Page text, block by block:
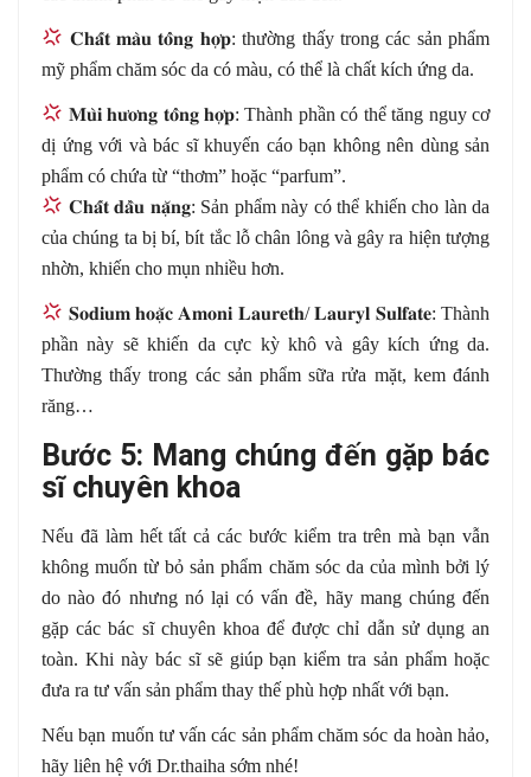
𝐂𝐡𝐚𝐭 𝐦𝐚𝐮 𝐭𝐨𝐧𝐠 𝐡𝐨𝐩: thường thấy trong các sản phẩm
mỹ phẩm chăm sóc da có màu, có thể là chất kích ứng da.
𝐌𝐮𝐢 𝐡𝐮𝐨𝐧𝐠 𝐭𝐨𝐧𝐠 𝐡𝐨𝐩: Thành phần có thể tăng nguy cơ
dị ứng với và bác sĩ khuyến cáo bạn không nên dùng sản
phẩm có chứa từ “thơm” hoặc “parfum”.
𝐂𝐡𝐚𝐭 𝐝𝐚𝐮 𝐧𝐚𝐧𝐠: Sản phẩm này có thể khiến cho làn da
của chúng ta bị bí, bít tắc lỗ chân lông và gây ra hiện tượng
nhờn, khiến cho mụn nhiều hơn.
𝐒𝐨𝐝𝐢𝐮𝐦 𝐡𝐨𝐚𝐜 𝐀𝐦𝐨𝐧𝐢 𝐋𝐚𝐮𝐫𝐞𝐭𝐡/𝐋𝐚𝐮𝐫𝐲𝐥 𝐒𝐮𝐥𝐟𝐚𝐭𝐞: Thành
phần này sẽ khiến da cực kỳ khô và gây kích ứng da.
Thường thấy trong các sản phẩm sữa rửa mặt, kem đánh
răng…
Bước 5: Mang chúng đến gặp bác
sĩ chuyên khoa
Nếu đã làm hết tất cả các bước kiểm tra trên mà bạn vẫn
không muốn từ bỏ sản phẩm chăm sóc da của mình bởi lý
do nào đó nhưng nó lại có vấn đề, hãy mang chúng đến
gặp các bác sĩ chuyên khoa để được chỉ dẫn sử dụng an
toàn. Khi này bác sĩ sẽ giúp bạn kiểm tra sản phẩm hoặc
đưa ra tư vấn sản phẩm thay thế phù hợp nhất với bạn.
Nếu bạn muốn tư vấn các sản phẩm chăm sóc da hoàn hảo,
hãy liên hệ với Dr.thaiha sớm nhé!